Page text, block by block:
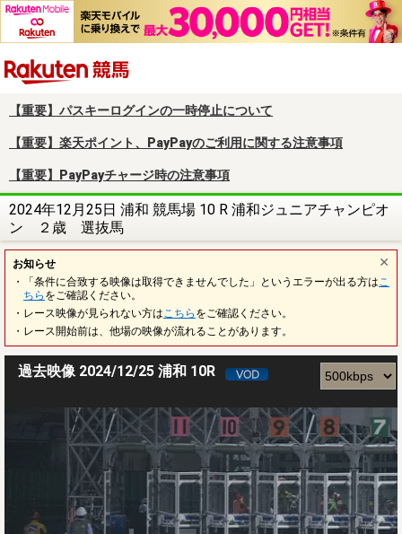
【重要】パスキーログインの一時停止について
【重要】楽天ポイント、PayPayのご利用に関する注意事項
【重要】PayPayチャージ時の注意事項
2024年12月25日 浦和 競馬場 10 R 浦和ジュニアチャンピオ
ン ２歳 選抜馬
お知らせ
・「条件に合致する映像は取得できませんでした」というエラーが出る方は こ
ちら をご確認ください。
・レース映像が見られない方は こちら をご確認ください。
・レース開始前は、他場の映像が流れることがあります。
過去映像 2024/12/25 浦和 10R